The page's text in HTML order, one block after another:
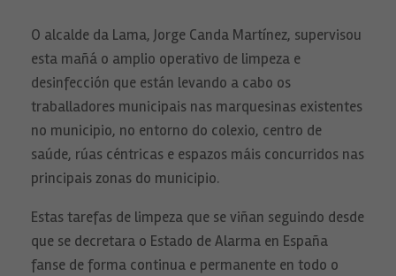
O alcalde da Lama, Jorge Canda Martínez, supervisou
esta mañá o amplio operativo de limpeza e
desinfección que están levando a cabo os
traballadores municipais nas marquesinas existentes
no municipio, no entorno do colexio, centro de
saúde, rúas céntricas e espazos máis concurridos nas
principais zonas do municipio.
Estas tarefas de limpeza que se viñan seguindo desde
que se decretara o Estado de Alarma en España
fanse de forma continua e permanente en todo o